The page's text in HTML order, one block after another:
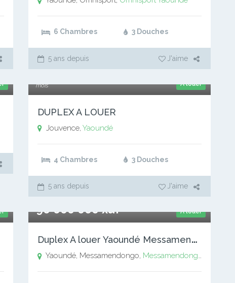
6 Chambres 3 Douches
5 ans depuis J'aime
A louer
mois
DUPLEX A LOUER
Jouvence, Yaoundé
4 Chambres 3 Douches
5 ans depuis J'aime
A louer
90 000 000 xaf
D
uplex A louer Yaoundé Messamendongo
Yaoundé, Messamendongo, Messamendongo